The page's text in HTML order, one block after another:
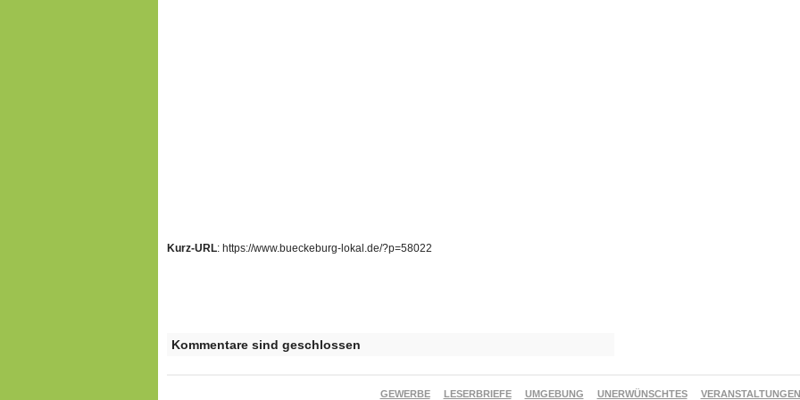
Kurz-URL: https://www.bueckeburg-lokal.de/?p=58022
Kommentare sind geschlossen
GEWERBE LESERBRIEFE UMGEBUNG UNERWÜNSCHTES VERANSTALTUNGEN